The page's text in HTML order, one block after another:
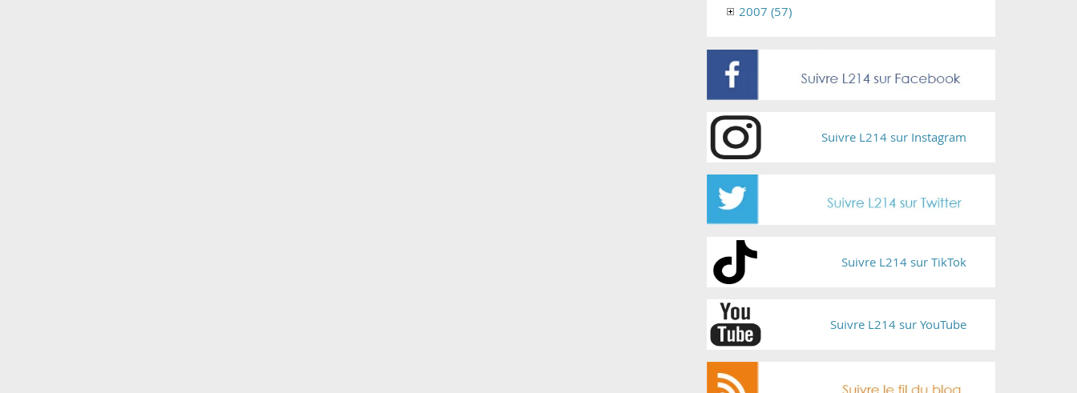
2007 (57)
Suivre L214 sur Instagram
Suivre L214 sur TikTok
Suivre L214 sur YouTube